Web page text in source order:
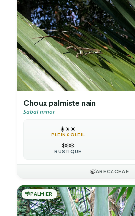
Choux palmiste nain
Sabal minor
☀️☀️☀️
PLEIN SOLEIL
❄️❄️❄️
RUSTIQUE
🍃ARECACEAE
🌴PALMIER